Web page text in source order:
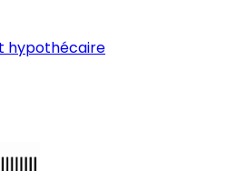
hypothécaire